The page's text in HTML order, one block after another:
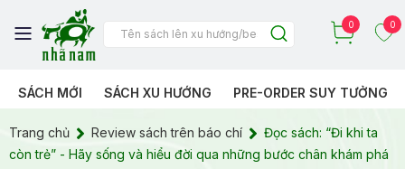
0 0
SÁCH MỚI SÁCH XU HƯỚNG PRE-ORDER SUY TƯỞNG
Trang chủ Review sách trên báo chí
Đọc sách: “Đi khi ta
còn trẻ” - Hãy sống và hiểu đời qua những bước chân khám phá